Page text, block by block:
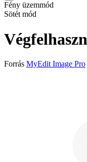
Fény üzemmód
Sötét mód
Forrás MyEdit Image Pro